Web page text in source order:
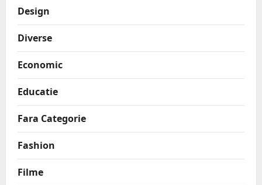
Design
Diverse
Economic
Educatie
Fara Categorie
Fashion
Filme